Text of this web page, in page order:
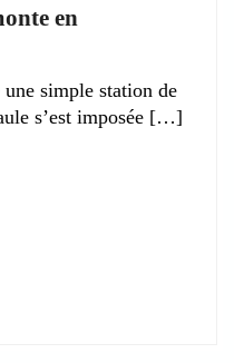
en
simple station de
s’est imposée